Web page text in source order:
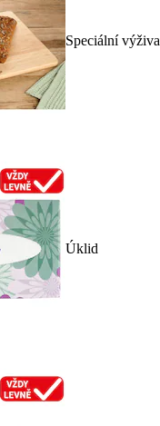
Speciální výživa
Úklid